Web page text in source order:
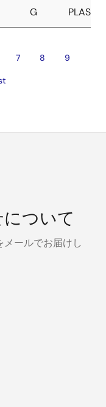
G PLASTIC
ペ
7
ペ
8
ペ
9
ついて
ールでお届けし